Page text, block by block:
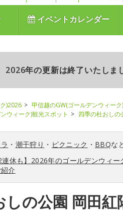
イベントカレンダー
2026年の更新は終了いたしま
)2026 甲信越のGW(ゴールデンウィー
ウィーク)観光スポット
四季の杜おし
・ 潮干狩り ・ ピクニック ・ BBQな
連休も】2026年のゴールデンウィ
介
しの公園 岡田紅